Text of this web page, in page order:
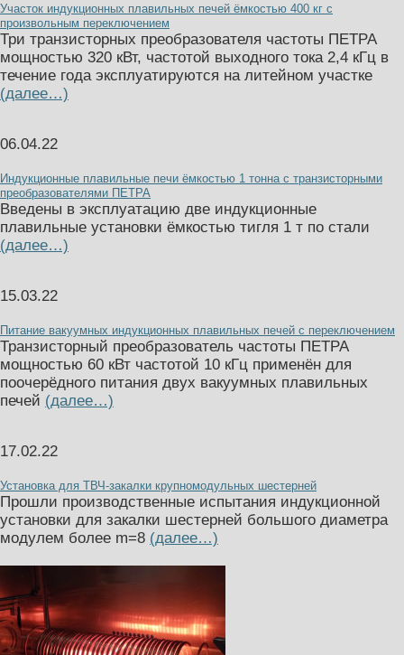
Участок индукционных плавильных печей ёмкостью 400 кг с
произвольным переключением
Три транзисторных преобразователя частоты ПЕТРА
мощностью 320 кВт, частотой выходного тока 2,4 кГц в
течение года эксплуатируются на литейном участке
(далее…)
06.04.22
Индукционные плавильные печи ёмкостью 1 тонна с транзисторными
преобразователями ПЕТРА
Введены в эксплуатацию две индукционные
плавильные установки ёмкостью тигля 1 т по стали
(далее…)
15.03.22
Питание вакуумных индукционных плавильных печей с переключением
Транзисторный преобразователь частоты ПЕТРА
мощностью 60 кВт частотой 10 кГц применён для
поочерёдного питания двух вакуумных плавильных
печей (далее…)
17.02.22
Установка для ТВЧ-закалки крупномодульных шестерней
Прошли производственные испытания индукционной
установки для закалки шестерней большого диаметра
модулем более m=8 (далее…)